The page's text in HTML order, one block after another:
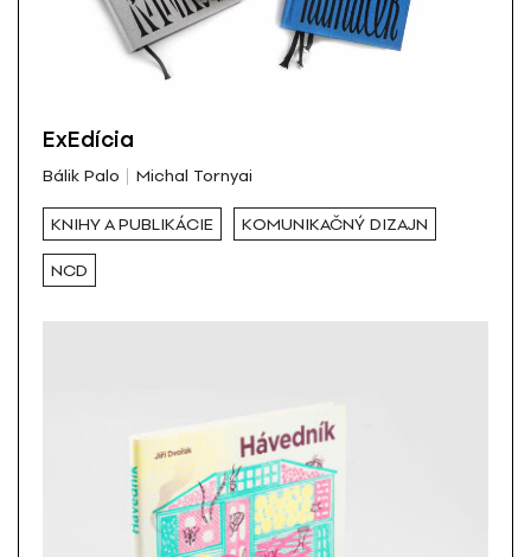
ExEdícia
Bálik Palo Michal Tornyai
KNIHY A PUBLIKÁCIE KOMUNIKAČNÝ DIZAJN
NCD